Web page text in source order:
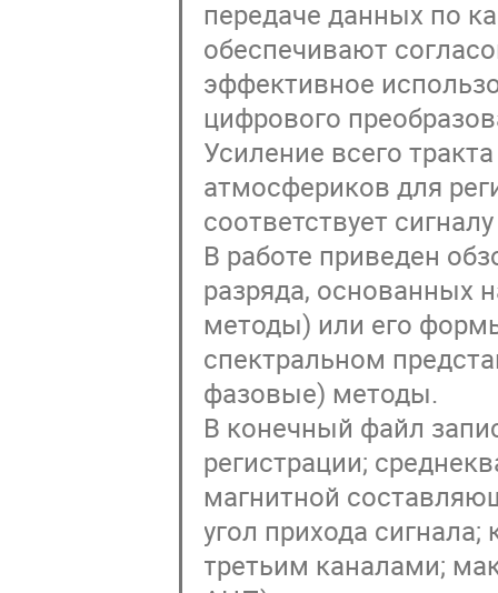
передаче данных по
обеспечивают
эффективное
цифрового
Усиление всего
атмосфериков для
соответствует
В работе приведен
разряда, основанных
методы) или его
спектральном
фазовые) методы.
В конечный файл
регистрации;
магнитной
угол прихода
третьим каналами;